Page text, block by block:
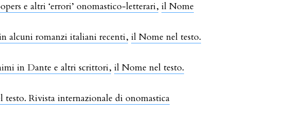
e altri ‘errori’ onomastico-letterari,il Nome
alcuni romanzi italiani recenti,il Nome nel testo.
in Dante e altri scrittori,il Nome nel testo.
testo. Rivista internazionale di onomastica